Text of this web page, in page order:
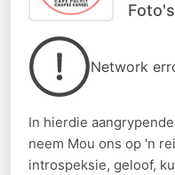
Foto's
Network
In hierdie
neem Mou ons op 'n
introspeksie, geloof,